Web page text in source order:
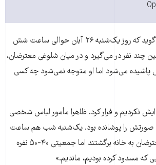
شاهد عینی به زمانه می‌گوید که روز یک‌شنبه ۲۶ آبان حوالی ساعت شش
چند نفر در می‌گیرد و در میان شلوغی معترضان،
پاشیده می‌شود اما او متوجه نمی‌شود چه کسی
نکردیم و فرار کرد. ظاهرا مأمور لباس شخصی
صورتش را پوشانده بود. یک‌شنبه‌ شب هم ساعت
۱۱ و این‌ها دوباره معترضان به خانه برگشتند اما جمعیتی ۴۰-۵۰ نفره
که مسدود کرده بودیم، ماندیم.»